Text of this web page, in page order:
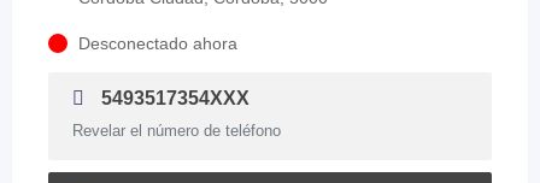
Desconectado ahora
5493517354XXX
Revelar el número de teléfono